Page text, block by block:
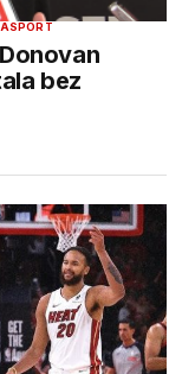
SPORT
bez